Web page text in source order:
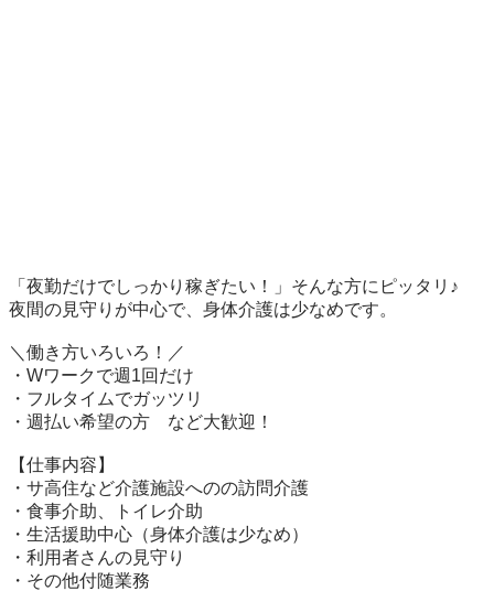
「夜勤だけでしっかり稼ぎたい！」そんな方にピッタリ♪
夜間の見守りが中心で、身体介護は少なめです。
＼働き方いろいろ！／
・Wワークで週1回だけ
・フルタイムでガッツリ
・週払い希望の方　など大歓迎！
【仕事内容】
・サ高住など介護施設へのの訪問介護
・食事介助、トイレ介助
・生活援助中心（身体介護は少なめ）
・利用者さんの見守り
・その他付随業務